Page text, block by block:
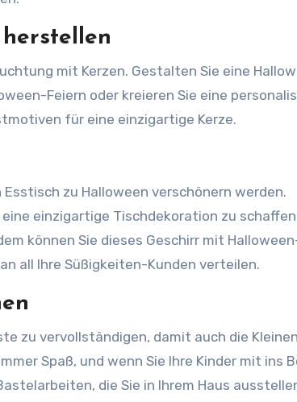
mit Kerzen. Gestalten Sie eine
Feiern oder kreieren Sie eine
für eine einzigartige Kerze.
zu Halloween verschönern werden.
einzigartige Tischdekoration zu
können Sie dieses Geschirr mit
all Ihre Süßigkeiten-Kunden verteilen.
zu vervollständigen, damit auch die Kleinen
Spaß, und wenn Sie Ihre Kinder mit ins
die Sie in Ihrem Haus